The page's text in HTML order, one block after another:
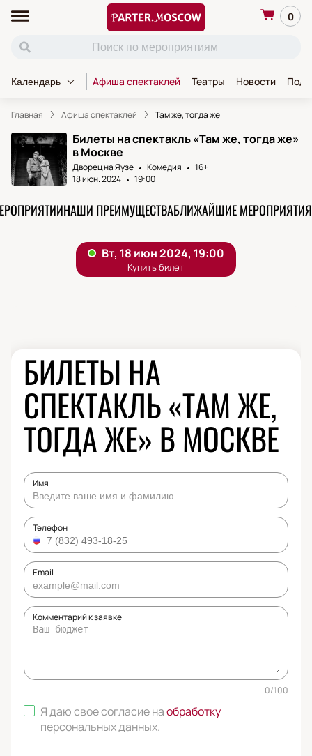
0
Календарь Афиша спектаклей Театры Новости
Главная Афиша спектаклей Там же, тогда же
Билеты на спектакль «Там же, тогда же»
в Москве
Дворец на Яузе Комедия
16+
18 июн. 2024
19:00
НАШИ ПРЕИМУЩЕСТВАБЛИЖАЙШИЕ МЕРОПРИЯТИЯ
БИЛЕТЫ НА
СПЕКТАКЛЬ «ТАМ ЖЕ,
ТОГДА ЖЕ» В МОСКВЕ
Имя
Телефон
Email
Комментарий к заявке
0/100
Я даю свое согласие наобработку
персональных данных.